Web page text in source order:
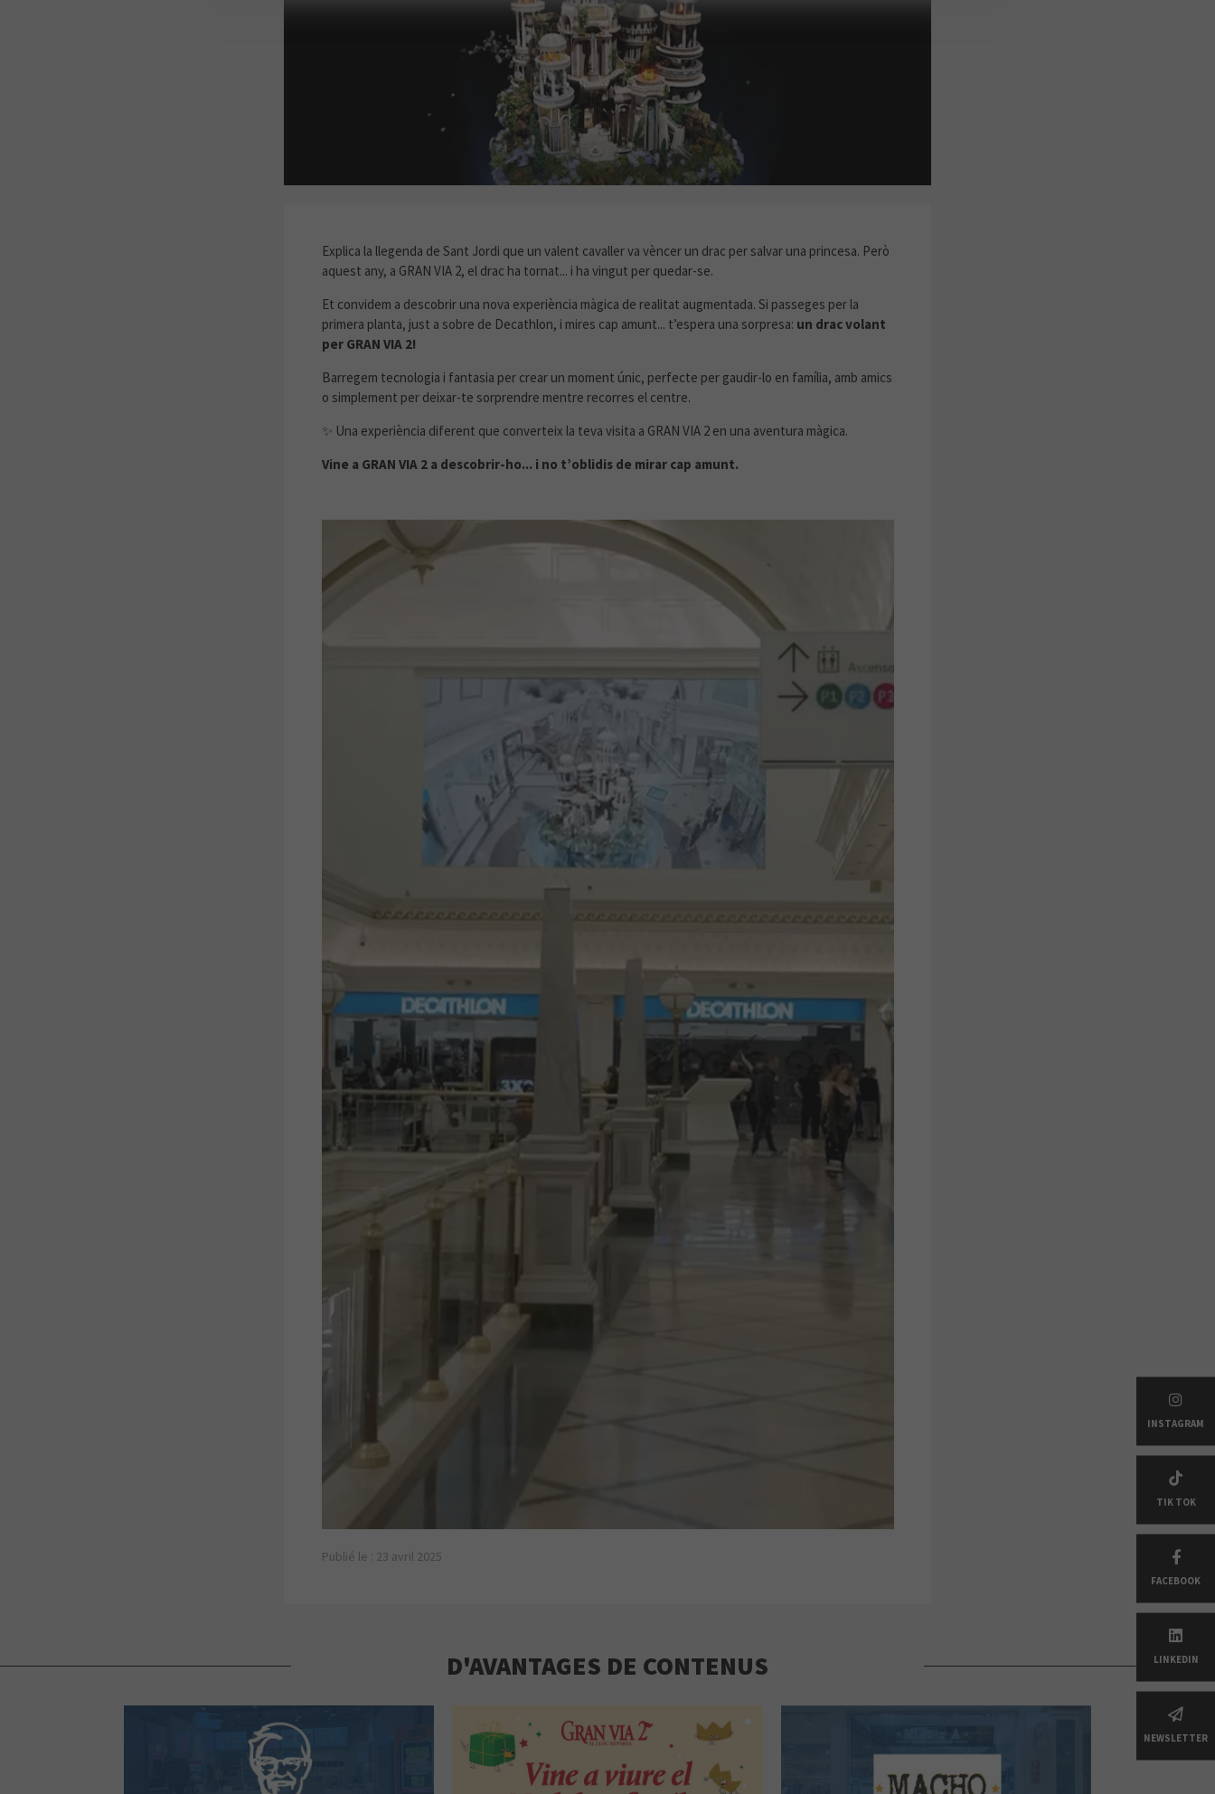
ÚLTIMA HORA: UN DRAC APAREIX A GRAN VIA 2
Explica la llegenda de Sant Jordi que un valent cavaller va vèncer un drac per salvar una princesa. Però
aquest any, a GRAN VIA 2, el drac ha tornat... i ha vingut per quedar-se.
Et convidem a descobrir una nova experiència màgica de realitat augmentada. Si passeges per la
primera planta, just a sobre de Decathlon, i mires cap amunt... t’espera una sorpresa: un drac volant
per GRAN VIA 2!
Barregem tecnologia i fantasia per crear un moment únic, perfecte per gaudir-lo en família, amb amics
o simplement per deixar-te sorprendre mentre recorres el centre.
✨ Una experiència diferent que converteix la teva visita a GRAN VIA 2 en una aventura màgica.
Vine a GRAN VIA 2 a descobrir-ho... i no t’oblidis de mirar cap amunt.
Publié le : 23 avril 2025
D'AVANTAGES DE CONTENUS
INSTAGRAM
TIK TOK
FACEBOOK
LINKEDIN
NEWSLETTER